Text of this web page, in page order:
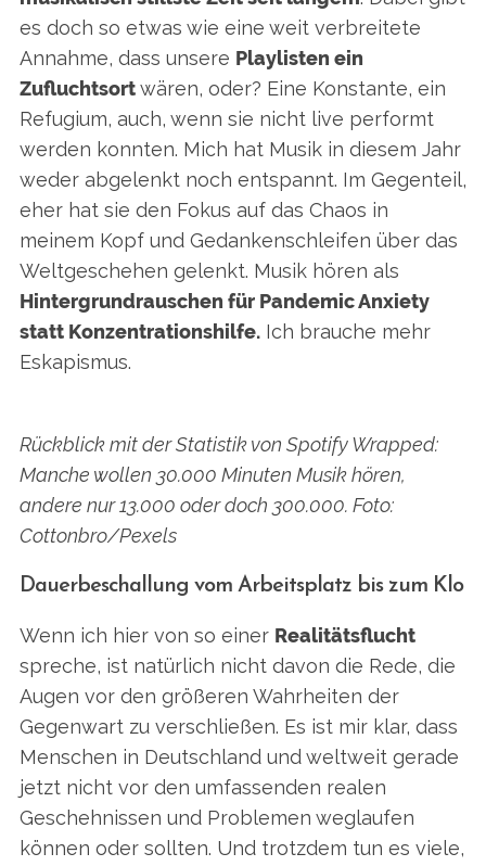
es doch so etwas wie eine weit verbreitete
Annahme, dass unsere Playlisten ein
Zufluchtsortwären, oder? Eine Konstante, ein
Refugium, auch, wenn sie nicht live performt
werden konnten. Mich hat Musik in diesem Jahr
weder abgelenkt noch entspannt. Im Gegenteil,
eher hat sie den Fokus auf das Chaos in
meinem Kopf und Gedankenschleifen über das
Weltgeschehen gelenkt. Musik hören als
Hintergrundrauschen für Pandemic Anxiety
statt Konzentrationshilfe.Ich brauche mehr
Eskapismus.
Rückblick mit der Statistik von Spotify Wrapped:
Manche wollen 30.000 Minuten Musik hören,
andere nur 13.000 oder doch 300.000. Foto:
Cottonbro/Pexels
Dauerbeschallung vom Arbeitsplatz bis zum Klo
Wenn ich hier von so einer Realitätsflucht
spreche, ist natürlich nicht davon die Rede, die
Augen vor den größeren Wahrheiten der
Gegenwart zu verschließen. Es ist mir klar, dass
Menschen in Deutschland und weltweit gerade
jetzt nicht vor den umfassenden realen
Geschehnissen und Problemen weglaufen
können oder sollten. Und trotzdem tun es viele,